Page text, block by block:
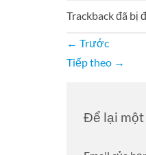
Trackback đã bị
← Trước
Tiếp theo →
Để lại